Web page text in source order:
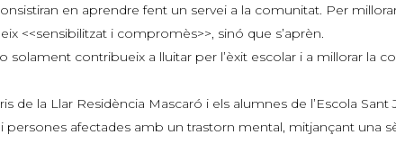
en aprendre fent un servei a la comunitat. Per
<<sensibilitzat i compromès>>, sinó que s’aprèn.
contribueix a lluitar per l’èxit escolar i a millorar la
la Llar Residència Mascaró i els alumnes de l’Escola Sant
persones afectades amb un trastorn mental, mitjançant una